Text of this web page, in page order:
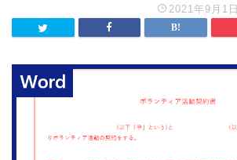
2021年9月1日